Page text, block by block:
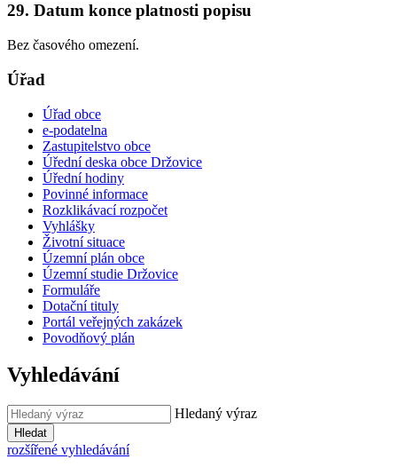
29. Datum konce platnosti popisu
Bez časového omezení.
Úřad
Úřad obce
e-podatelna
Zastupitelstvo obce
Úřední deska obce Držovice
Úřední hodiny
Povinné informace
Rozklikávací rozpočet
Vyhlášky
Životní situace
Územní plán obce
Územní studie Držovice
Formuláře
Dotační tituly
Portál veřejných zakázek
Povodňový plán
Vyhledávání
Hledaný výraz
Hledat
rozšířené vyhledávání